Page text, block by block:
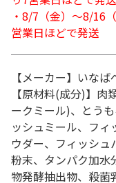
・8/7（金）～8/16
営業日ほどで発送
【メーカー】いな
【原材料(成分)】
ークミール)、とう
ッシュミール、フ
ウダー、フィッシ
粉末、タンパク加水
物発酵抽出物、殺菌